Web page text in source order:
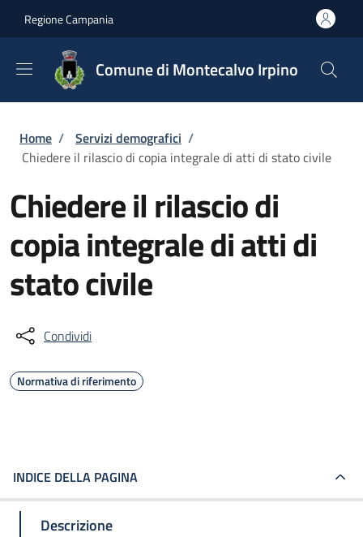
Regione Campania
Comune di Montecalvo Irpino
Briciole di pane
Home / Servizi demografici /
Chiedere il rilascio di copia integrale di atti di stato civile
Chiedere il rilascio di
copia integrale di atti di
stato civile
Condividi
Normativa di riferimento
INDICE DELLA PAGINA
Descrizione